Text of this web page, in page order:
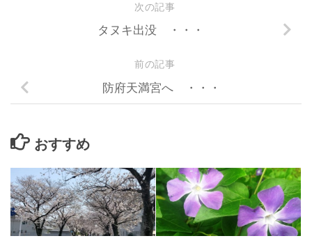
次の記事
タヌキ出没 ・・・
前の記事
防府天満宮へ ・・・
おすすめ